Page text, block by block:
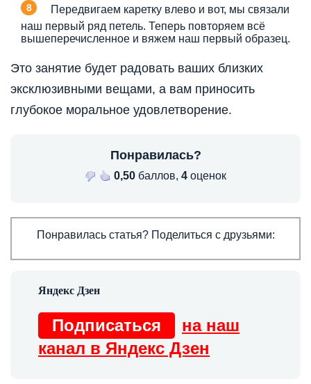
Передвигаем каретку влево и вот, мы связали
наш первый ряд петель. Теперь повторяем всё
вышеперечисленное и вяжем наш первый образец.
Это занятие будет радовать ваших близких
эксклюзивными вещами, а вам приносить
глубокое моральное удовлетворение.
Понравилась?
0,50 баллов, 4 оценок
Понравилась статья? Поделиться с друзьями:
Подписаться
на наш
канал в Яндекс Дзен